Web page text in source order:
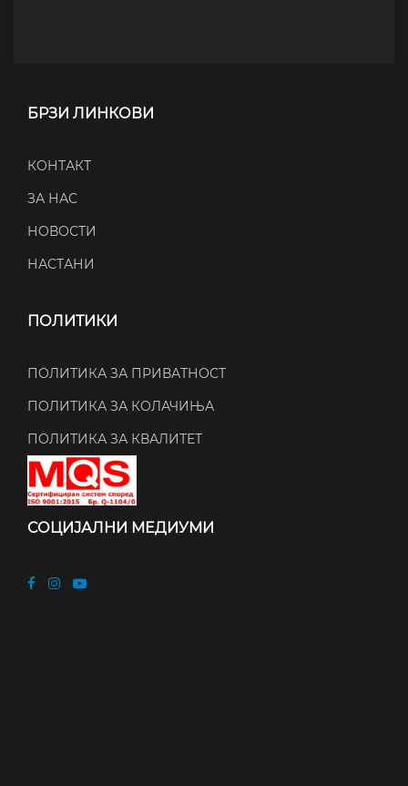
БРЗИ ЛИНКОВИ
КОНТАКТ
ЗА НАС
НОВОСТИ
НАСТАНИ
ПОЛИТИКИ
ПОЛИТИКА ЗА ПРИВАТНОСТ
ПОЛИТИКА ЗА КОЛАЧИЊА
ПОЛИТИКА ЗА КВАЛИТЕТ
СОЦИЈАЛНИ МЕДИУМИ